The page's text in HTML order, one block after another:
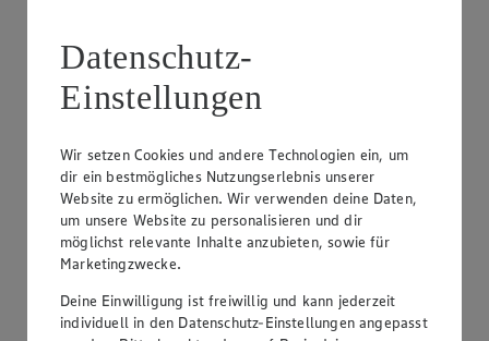
1.29
Festpreis von 1.29€
aus Israel, Kl. I, Stück
Datenschutz-
Einstellungen
Wir setzen Cookies und andere Technologien ein, um
dir ein bestmögliches Nutzungserlebnis unserer
Website zu ermöglichen. Wir verwenden deine Daten,
um unsere Website zu personalisieren und dir
möglichst relevante Inhalte anzubieten, sowie für
Marketingzwecke.
Deine Einwilligung ist freiwillig und kann jederzeit
individuell in den Datenschutz-Einstellungen angepasst